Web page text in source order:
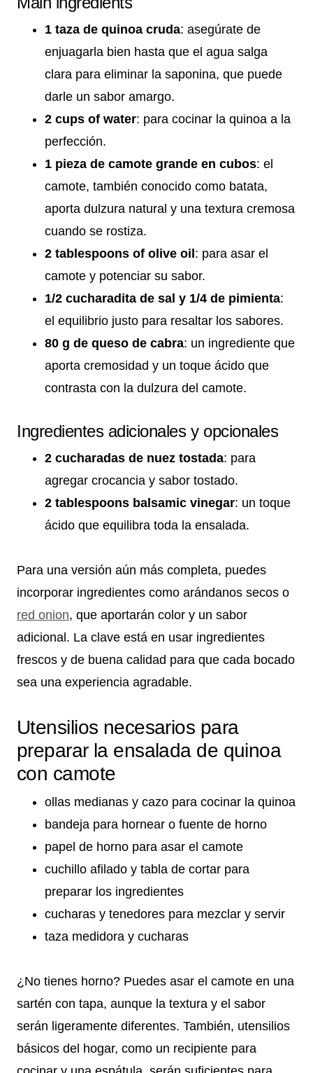
1 taza de quinoa cruda: asegúrate de
enjuagarla bien hasta que el agua salga
clara para eliminar la saponina, que puede
darle un sabor amargo.
2 cups of water: para cocinar la quinoa a la
perfección.
1 pieza de camote grande en cubos: el
camote, también conocido como batata,
aporta dulzura natural y una textura cremosa
cuando se rostiza.
2 tablespoons of olive oil : para asar el
camote y potenciar su sabor.
1/2 cucharadita de sal y 1/4 de pimienta:
el equilibrio justo para resaltar los sabores.
80 g de queso de cabra: un ingrediente que
aporta cremosidad y un toque ácido que
contrasta con la dulzura del camote.
Ingredientes adicionales y opcionales
2 cucharadas de nuez tostada: para
agregar crocancia y sabor tostado.
2 tablespoons balsamic vinegar: un toque
ácido que equilibra toda la ensalada.
Para una versión aún más completa, puedes
incorporar ingredientes como arándanos secos o
red onion, que aportarán color y un sabor
adicional. La clave está en usar ingredientes
frescos y de buena calidad para que cada bocado
sea una experiencia agradable.
Utensilios necesarios para
preparar la ensalada de quinoa
con camote
ollas medianas y cazo para cocinar la quinoa
bandeja para hornear o fuente de horno
papel de horno para asar el camote
cuchillo afilado y tabla de cortar para
preparar los ingredientes
cucharas y tenedores para mezclar y servir
taza medidora y cucharas
¿No tienes horno? Puedes asar el camote en una
sartén con tapa, aunque la textura y el sabor
serán ligeramente diferentes. También, utensilios
básicos del hogar, como un recipiente para